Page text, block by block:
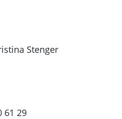
Stenger
61 29